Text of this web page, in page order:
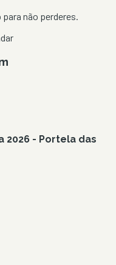
não perderes.
2026 - Portela das